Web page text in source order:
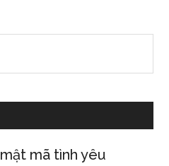
mã tình yêu